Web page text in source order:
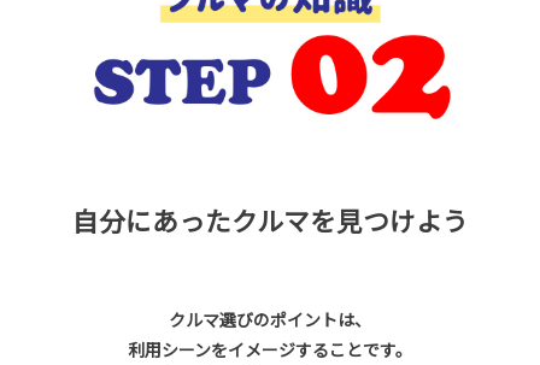
自分にあったクルマを見つけよう
クルマ選びのポイントは、
利用シーンをイメージすることです。